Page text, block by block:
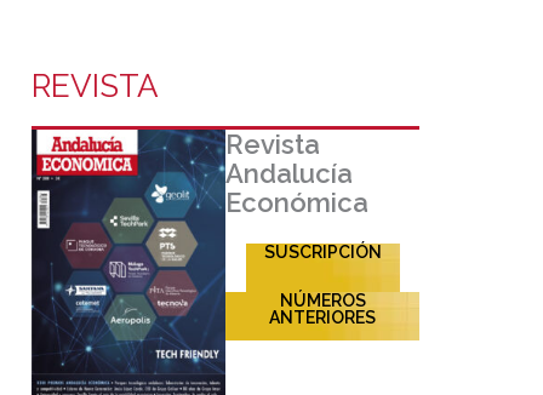
REVISTA
Revista
Andalucía
Económica
SUSCRIPCIÓN
NÚMEROS
ANTERIORES